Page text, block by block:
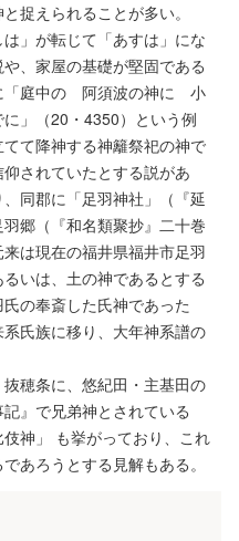
捉えられることが多い。
」が転じて「あすは」にな
、家屋の基礎が堅固である
「庭中の 阿須波の神に 小
」（20・4350）という例
て降神する神籬祭祀の神で
されていたとする説があ
同郡に「足羽神社」（『延
郷（『和名類聚抄』二十巻
は現在の福井県福井市足羽
いは、土の神であるとする
の奉斎した氏神であった
氏族に移り、大年神系譜の
穂条に、悠紀田・主基田の
』で兄弟神とされている
伎神」 も挙がっており、これ
あろうとする見解もある。